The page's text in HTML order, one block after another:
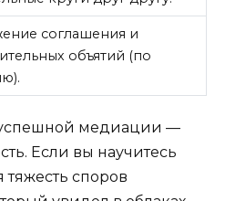
соглашения и
объятий (по
медиации —
Если вы научитесь
тяжесть споров